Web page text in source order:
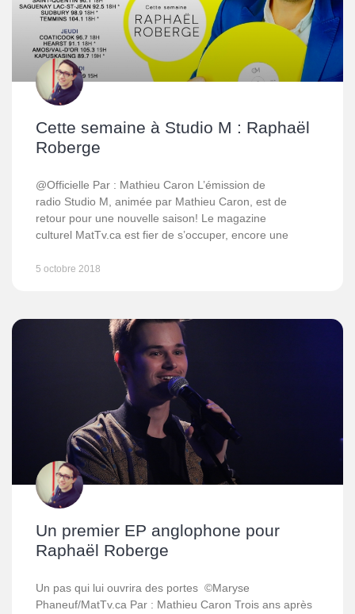
Cette semaine à Studio M : Raphaël
Roberge
@Officielle Par : Mathieu Caron L’émission de
radio Studio M, animée par Mathieu Caron, est de
retour pour une nouvelle saison! Le magazine
culturel MatTv.ca est fier de s’occuper, encore une
5 octobre 2018
Un premier EP anglophone pour
Raphaël Roberge
Un pas qui lui ouvrira des portes ©Maryse
Phaneuf/MatTv.ca Par : Mathieu Caron Trois ans après